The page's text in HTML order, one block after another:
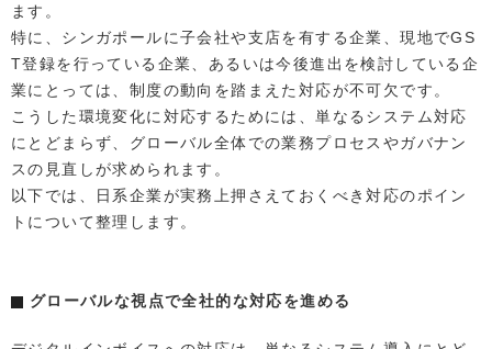
ます。
特に、シンガポールに子会社や支店を有する企業、現地でGS
T登録を行っている企業、あるいは今後進出を検討している企
業にとっては、制度の動向を踏まえた対応が不可欠です。
こうした環境変化に対応するためには、単なるシステム対応
にとどまらず、グローバル全体での業務プロセスやガバナン
スの見直しが求められます。
以下では、日系企業が実務上押さえておくべき対応のポイン
トについて整理します。
グローバルな視点で全社的な対応を進める